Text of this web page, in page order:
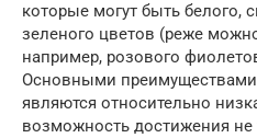
которые могут быть белого,
зеленого цветов (реже
например, розового
Основными
являются относительно
возможность достижения не